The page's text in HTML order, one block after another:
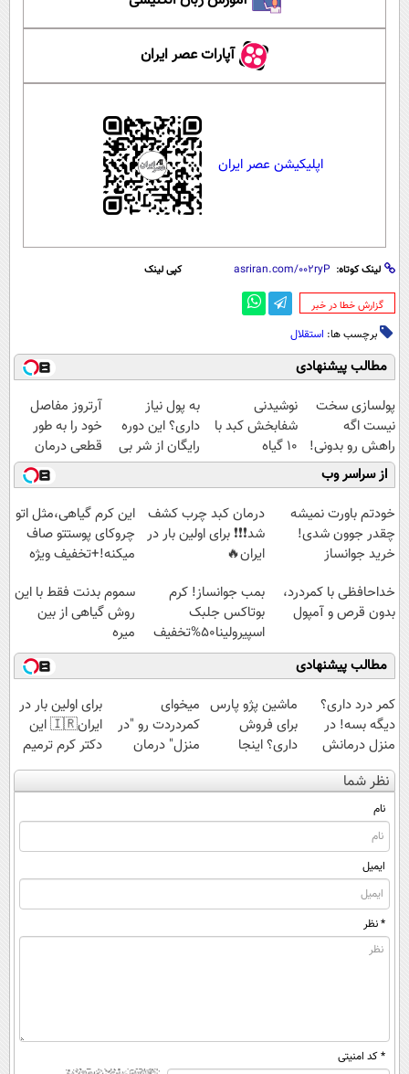
آپارات عصر ایران
اپلیکیشن عصر ایران
لینک کوتاه: کپی لینک
‌گزارش خطا در خبر
برچسب ها: استقلال
مطالب پیشنهادی
پولسازی سخت
نیست اگه
راهش رو بدونی!
" دوره رایگان "
نوشیدنی
شفابخش کبد با
10 گیاه
موثر(تخفیف تا
امشب)
به پول نیاز
داری؟ این دوره
رایگان از شر بی
پولی خلاصت
میکنه
آرتروز مفاصل
خود را به طور
قطعی درمان
کنید!
◗پرسش‌نامه◖
از سراسر وب
خودتم باورت نمیشه
چقدر جوون شدی!
خرید جوانساز
ویژه
درمان کبد چرب کشف
شد❗❗❗ برای اولین بار در
ایران🔥
این کرم گیاهی،مثل اتو
چروکای پوستتو صاف
میکنه!+تخفیف ویژه
خداحافظی با کمردرد،
بدون قرص و آمپول
بمب جوانساز! کرم
بوتاکس جلبک
اسپیرولینا50%تخفیف
سموم بدنت فقط با این
روش گیاهی از بین
میره
مطالب پیشنهادی
کمر درد داری؟
دیگه بسه! در
منزل درمانش
کن
(◀پرسش‌نامه)
ماشین پژو پارس
برای فروش
داری؟ اینجا
سریع بفروشش
میخوای
کمردردت رو "در
منزل" درمان
کنی؟ (◂فیلم +
◂پرسش‌نامه)
برای اولین بار در
ایران🇮🇷 این
دکتر کرم ترمیم
کننده 23 روزه
ساخت!
نظر شما
نام
ایمیل
* نظر
* کد امنیتی